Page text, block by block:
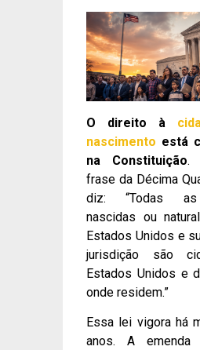
O direito à
nascimento está
na Constituição.
frase da Décima
diz: “Todas
nascidas ou
Estados Unidos e
jurisdição são
Estados Unidos e
onde residem.”
Essa lei vigora há
anos. A emenda